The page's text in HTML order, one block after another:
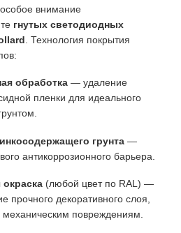
внимание
гнутых светодиодных
. Технология покрытия
обработка — удаление
пленки для идеального
грунта —
антикоррозионного барьера.
(любой цвет по RAL) —
прочного декоративного слоя,
механическим повреждениям.